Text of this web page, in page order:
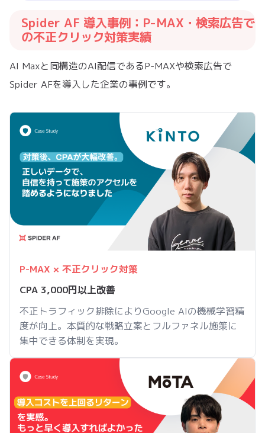
Spider AF 導入事例：P-MAX・検索広告で
の不正クリック対策実績
AI Maxと同構造のAI配信であるP-MAXや検索広告で
Spider AFを導入した企業の事例です。
P-MAX × 不正クリック対策
CPA 3,000円以上改善
不正トラフィック排除によりGoogle AIの機械学習精
度が向上。本質的な戦略立案とフルファネル施策に
集中できる体制を実現。